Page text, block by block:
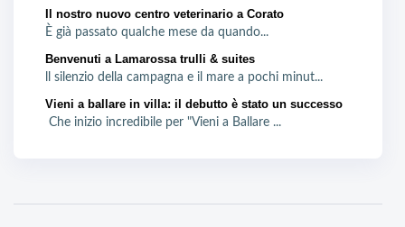
Il nostro nuovo centro veterinario a Corato
È già passato qualche mese da quando...
Benvenuti a Lamarossa trulli & suites
ll silenzio della campagna e il mare a pochi minut...
Vieni a ballare in villa: il debutto è stato un successo
Che inizio incredibile per "Vieni a Ballare ...